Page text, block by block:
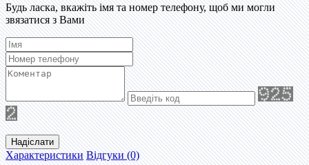
Будь ласка, вкажіть імя та номер телефону, щоб ми могли
звязатися з Вами
Надіслати
Характеристики Відгуки (0)